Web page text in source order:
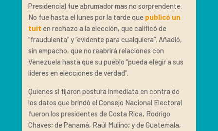
Presidencial fue abrumador mas no sorprendente.
No fue hasta el lunes por la tarde que publicó un
tuit en rechazo a la elección, que calificó de
“fraudulenta” y “evidente para cualquiera”. Añadió,
sin empacho, que no reabrirá relaciones con
Venezuela hasta que su pueblo “pueda elegir a sus
líderes en elecciones de verdad”.
Quienes sí fijaron postura inmediata en contra de
los datos que brindó el Consejo Nacional Electoral
fueron los presidentes de Costa Rica, Rodrigo
Chaves; de Panamá, Raúl Mulino; y de Guatemala,